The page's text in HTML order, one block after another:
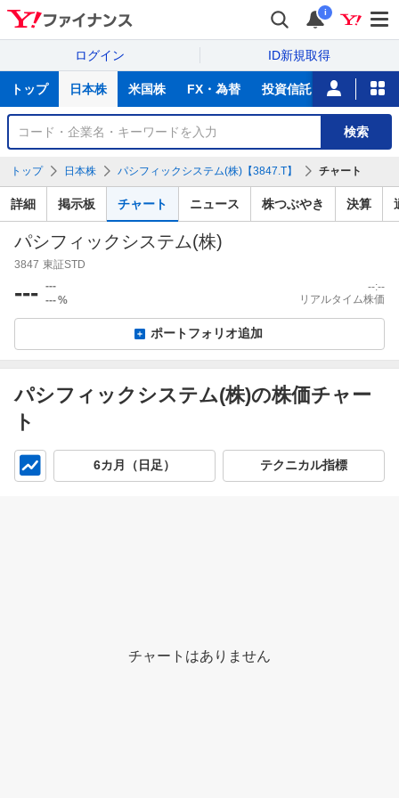
i
ログイン ID新規取得
サ
トップ 日本株 米国株 FX・為替 投資信託 ニュース
銘
検
索
検索
トップ 日本株 パシフィックシステム(株)【3847.T】 チャート
詳細 掲示板 チャート ニュース 株つぶやき 決算
パシフィックシステム(株)
3847 東証STD
--- ---
---%
--:--
リアルタイム株価
ポートフォリオ追加
パシフィックシステム(株)の株価チャー
ト
6カ月（日足） テクニカル指標
チャートはありません